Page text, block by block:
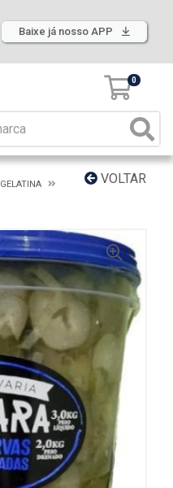
Baixe já nosso APP
0
VOLTAR
GELATINA